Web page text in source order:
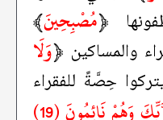
﴿مُصْبِحِينَ﴾
والمساكين ﴿وَلَا
حِصَّةً للفقراء
فَطَافَ عَلَيْهَا طَائِفٌ مِن رَّبِّكَ وَهُمْ نَائِمُونَ (19)